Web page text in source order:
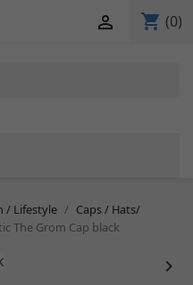
shopping_cart (0)

/ Lifestyle
Caps / Hats/
The Grom Cap black
